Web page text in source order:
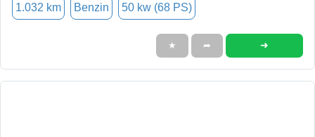
1.032 km Benzin 50 kw (68 PS)
★ ➦ ➜